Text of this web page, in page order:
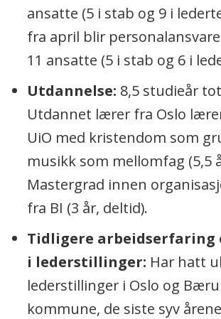
ansatte (5 i stab og 9 i
fra april blir
11 ansatte (5 i stab og 6 i
Utdannelse: 8,5 studieår
Utdannet lærer fra Oslo
UiO med kristendom som
musikk som mellomfag (5,5
Mastergrad innen
fra BI (3 år, deltid).
Tidligere arbeidserfaring
i lederstillinger: Har hatt
lederstillinger i Oslo og
kommune, de siste syv